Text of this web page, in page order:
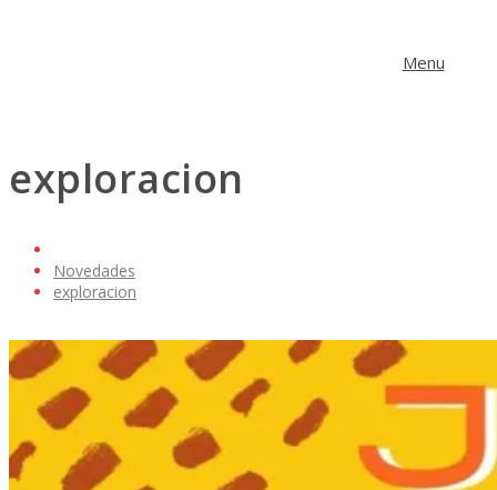
Menu
exploracion
Novedades
exploracion